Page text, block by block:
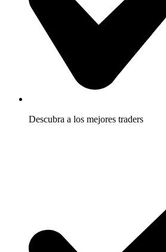
Descubra a los mejores traders